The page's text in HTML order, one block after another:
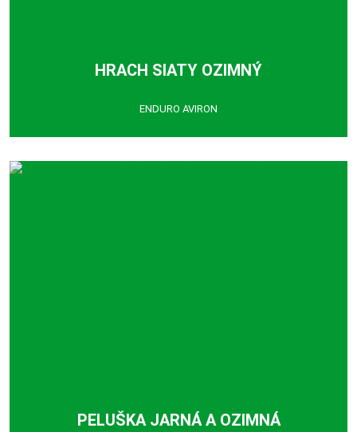
HRACH SIATY OZIMNÝ
ENDURO AVIRON
PELUŠKA JARNÁ A OZIMNÁ